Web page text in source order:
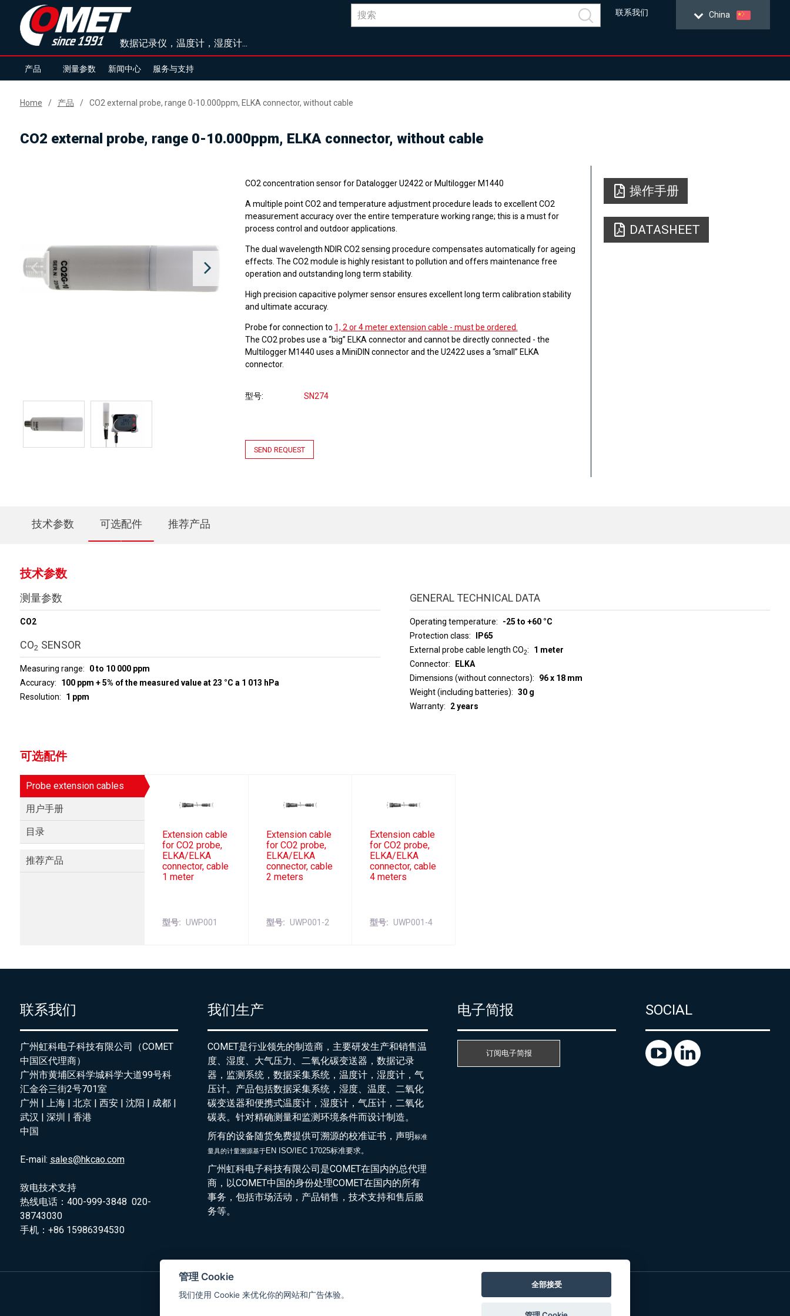
数据记录仪，温度计，湿度计...
China
联系我们
产品 测量参数 新闻中心 服务与支持
Home 产品 CO2 external probe, range 0-10.000ppm, ELKA connector, without cable
CO2 external probe, range 0-10.000ppm, ELKA connector, without cable
CO2 concentration sensor for Datalogger U2422 or Multilogger M1440
A multiple point CO2 and temperature adjustment procedure leads to excellent CO2
measurement accuracy over the entire temperature working range; this is a must for
process control and outdoor applications.
The dual wavelength NDIR CO2 sensing procedure compensates automatically for ageing
effects. The CO2 module is highly resistant to pollution and offers maintenance free
operation and outstanding long term stability.
High precision capacitive polymer sensor ensures excellent long term calibration stability
and ultimate accuracy.
Probe for connection to 1, 2 or 4 meter extension cable - must be ordered.
The CO2 probes use a “big” ELKA connector and cannot be directly connected - the
Multilogger M1440 uses a MiniDIN connector and the U2422 uses a “small” ELKA
connector.
型号 SN274
SEND REQUEST
操作手册
DATASHEET
技术参数 可选配件 推荐产品
技术参数
测量参数
CO2
CO2 SENSOR
Measuring range
0 to 10 000 ppm
Accuracy
100 ppm + 5% of the measured value at 23 °C a 1 013 hPa
Resolution
1 ppm
GENERAL TECHNICAL DATA
Operating temperature
-25 to +60 °C
Protection class
IP65
External probe cable length CO2
1 meter
Connector
ELKA
Dimensions (without connectors)
96 x 18 mm
Weight (including batteries)
30 g
Warranty
2 years
可选配件
Probe extension cables
用户手册
目录
推荐产品
Extension cable
for CO2 probe,
ELKA/ELKA
connector, cable
1 meter
型号 UWP001
Extension cable
for CO2 probe,
ELKA/ELKA
connector, cable
2 meters
型号 UWP001-2
Extension cable
for CO2 probe,
ELKA/ELKA
connector, cable
4 meters
型号 UWP001-4
联系我们
广州虹科电子科技有限公司（COMET
中国区代理商）
广州市黄埔区科学城科学大道99号科
汇金谷三街2号701室
广州 | 上海 | 北京 | 西安 | 沈阳 | 成都 |
武汉 | 深圳 | 香港
中国
E-mail: sales@hkcao.com
致电技术支持
热线电话：400-999-3848 020-
38743030
手机：+86 15986394530
我们生产
COMET是行业领先的制造商，主要研发生产和销售温
度、湿度、大气压力、二氧化碳变送器，数据记录
器，监测系统，数据采集系统，温度计，湿度计，气
压计。产品包括数据采集系统，湿度、温度、二氧化
碳变送器和便携式温度计，湿度计，气压计，二氧化
碳表。针对精确测量和监测环境条件而设计制造。
所有的设备随货免费提供可溯源的校准证书，声明标准
量具的计量溯源基于EN ISO/IEC 17025标准要求。
广州虹科电子科技有限公司是COMET在国内的总代理
商，以COMET中国的身份处理COMET在国内的所有
事务，包括市场活动，产品销售，技术支持和售后服
务等。
电子简报
订阅电子简报
SOCIAL
管理 Cookie
我们使用 Cookie 来优化你的网站和广告体验。
全部接受